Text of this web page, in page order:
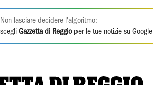
Non lasciare decidere l'algoritmo:
scegli Gazzetta di Reggioper le tue notizie su Google